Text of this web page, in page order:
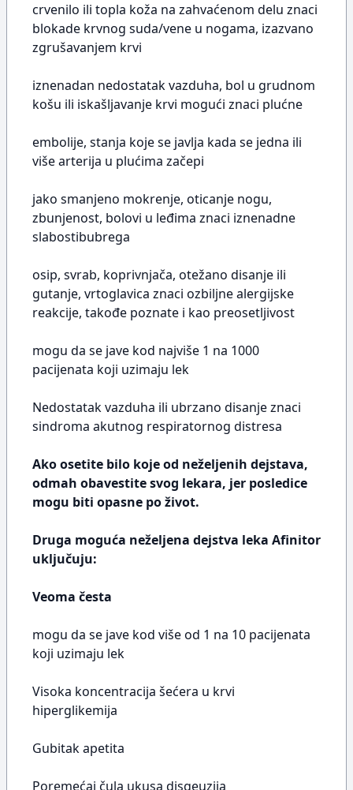
crvenilo ili topla koža na zahvaćenom delu znaci
blokade krvnog suda/vene u nogama, izazvano
zgrušavanjem krvi
iznenadan nedostatak vazduha, bol u grudnom
košu ili iskašljavanje krvi mogući znaci plućne
embolije, stanja koje se javlja kada se jedna ili
više arterija u plućima začepi
jako smanjeno mokrenje, oticanje nogu,
zbunjenost, bolovi u leđima znaci iznenadne
slabostibubrega
osip, svrab, koprivnjača, otežano disanje ili
gutanje, vrtoglavica znaci ozbiljne alergijske
reakcije, takođe poznate i kao preosetljivost
mogu da se jave kod najviše 1 na 1000
pacijenata koji uzimaju lek
Nedostatak vazduha ili ubrzano disanje znaci
sindroma akutnog respiratornog distresa
Ako osetite bilo koje od neželjenih dejstava,
odmah obavestite svog lekara, jer posledice
mogu biti opasne po život.
Druga moguća neželjena dejstva leka Afinitor
uključuju:
Veoma česta
mogu da se jave kod više od 1 na 10 pacijenata
koji uzimaju lek
Visoka koncentracija šećera u krvi
hiperglikemija
Gubitak apetita
Poremećaj čula ukusa disgeuzija